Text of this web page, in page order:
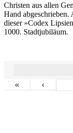
Christen aus allen
Hand
dieser »Codex
1000. Stadtjubiläum.
« ‹